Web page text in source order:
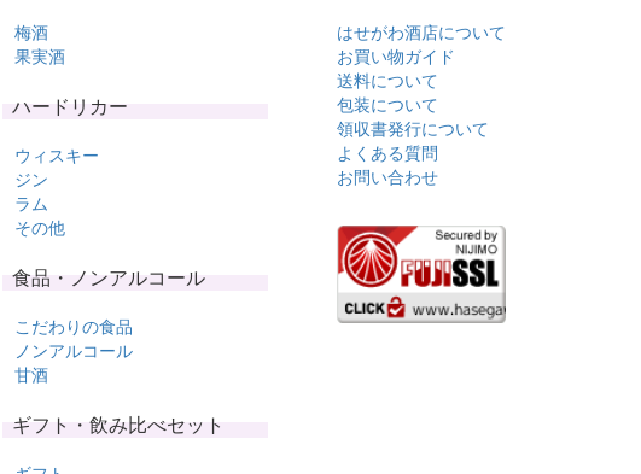
梅酒
果実酒
ハードリカー
ウィスキー
ジン
ラム
その他
食品・ノンアルコール
こだわりの食品
ノンアルコール
甘酒
ギフト・飲み比べセット
はせがわ酒店について
お買い物ガイド
送料について
包装について
領収書発行について
よくある質問
お問い合わせ